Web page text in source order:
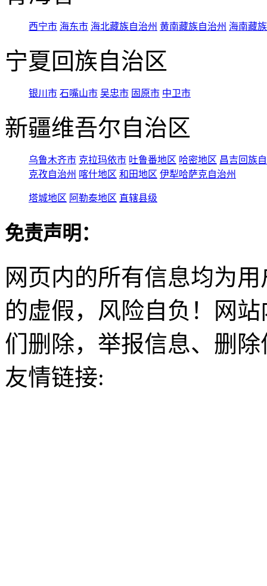
西宁市 海东市 海北藏族自治州 黄南藏族自治州 海南藏
宁夏回族自治区
银川市 石嘴山市 吴忠市 固原市 中卫市
新疆维吾尔自治区
乌鲁木齐市 克拉玛依市 吐鲁番地区 哈密地区 昌吉回族
克孜自治州 喀什地区 和田地区 伊犁哈萨克自治州
塔城地区 阿勒泰地区 直辖县级
免责声明：
网页内的所有信息均为
的虚假，风险自负！网
们删除，举报信息、删
友情链接: